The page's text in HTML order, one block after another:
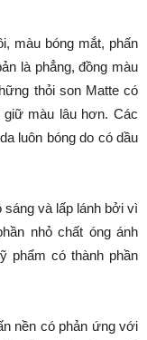
màu bóng mắt, phấn
là phẳng, đồng màu
thỏi son Matte có
màu lâu hơn. Các
luôn bóng do có dầu
và lấp lánh bởi vì
nhỏ chất óng ánh
phẩm có thành phần
nền có phản ứng với